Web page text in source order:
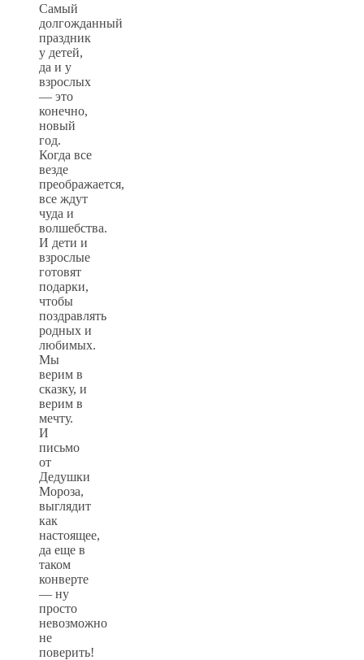
Самый
долгожданный
праздник
у детей,
да и у
взрослых
— это
конечно,
новый
год.
Когда все
везде
преображается,
все ждут
чуда и
волшебства.
И дети и
взрослые
готовят
подарки,
чтобы
поздравлять
родных и
любимых.
Мы
верим в
сказку, и
верим в
мечту.
И
письмо
от
Дедушки
Мороза,
выглядит
как
настоящее,
да еще в
таком
конверте
— ну
просто
невозможно
не
поверить!